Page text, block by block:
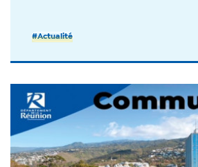
#Actualité